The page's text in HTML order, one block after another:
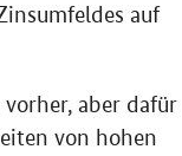
auf
aber dafür
von hohen